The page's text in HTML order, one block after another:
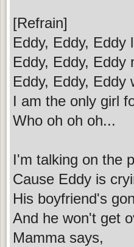
[Refrain]
Eddy, Eddy, Eddy
Eddy, Eddy, Eddy
Eddy, Eddy, Eddy
I am the only girl
Who oh oh oh...
I'm talking on the
Cause Eddy is
His boyfriend's
And he won't get
Mamma says,